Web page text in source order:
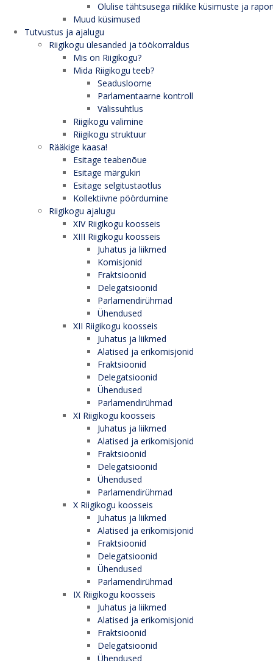
Olulise tähtsusega riiklike küsimuste ja
Muud küsimused
Tutvustus ja ajalugu
Riigikogu ülesanded ja töökorraldus
Mis on Riigikogu?
Mida Riigikogu teeb?
Seadusloome
Parlamentaarne kontroll
Välissuhtlus
Riigikogu valimine
Riigikogu struktuur
Rääkige kaasa!
Esitage teabenõue
Esitage märgukiri
Esitage selgitustaotlus
Kollektiivne pöördumine
Riigikogu ajalugu
XIV Riigikogu koosseis
XIII Riigikogu koosseis
Juhatus ja liikmed
Komisjonid
Fraktsioonid
Delegatsioonid
Parlamendirühmad
Ühendused
XII Riigikogu koosseis
Juhatus ja liikmed
Alatised ja erikomisjonid
Fraktsioonid
Delegatsioonid
Ühendused
Parlamendirühmad
XI Riigikogu koosseis
Juhatus ja liikmed
Alatised ja erikomisjonid
Fraktsioonid
Delegatsioonid
Ühendused
Parlamendirühmad
X Riigikogu koosseis
Juhatus ja liikmed
Alatised ja erikomisjonid
Fraktsioonid
Delegatsioonid
Ühendused
Parlamendirühmad
IX Riigikogu koosseis
Juhatus ja liikmed
Alatised ja erikomisjonid
Fraktsioonid
Delegatsioonid
Ühendused